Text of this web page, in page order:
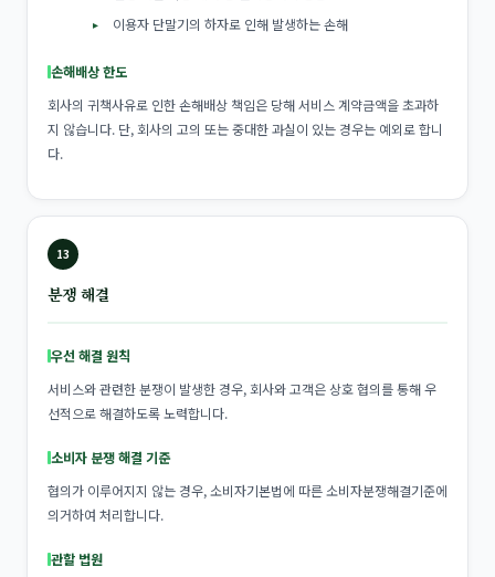
이용자 단말기의 하자로 인해 발생하는 손해
손해배상 한도
회사의 귀책사유로 인한 손해배상 책임은 당해 서비스 계약금액을 초과하
지 않습니다. 단, 회사의 고의 또는 중대한 과실이 있는 경우는 예외로 합니
다.
13
분쟁 해결
우선 해결 원칙
서비스와 관련한 분쟁이 발생한 경우, 회사와 고객은 상호 협의를 통해 우
선적으로 해결하도록 노력합니다.
소비자 분쟁 해결 기준
협의가 이루어지지 않는 경우, 소비자기본법에 따른 소비자분쟁해결기준에
의거하여 처리합니다.
관할 법원